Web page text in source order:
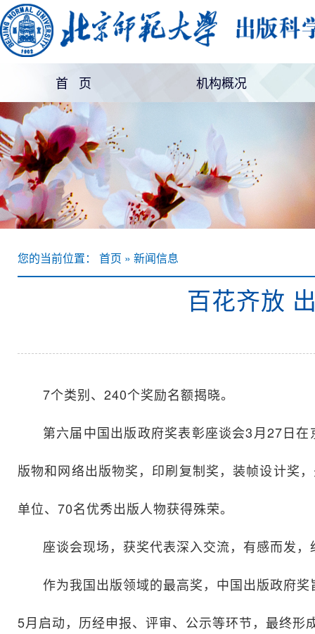
首 页 机构概况
您的当前位置： 首页 » 新闻信息
百花齐放
7个类别、240个奖励名额揭晓。
第六届中国出版政府奖表彰座谈会3月27日
版物和网络出版物奖，印刷复制奖，装帧设计奖
单位、70名优秀出版人物获得殊荣。
座谈会现场，获奖代表深入交流，有感而发
作为我国出版领域的最高奖，中国出版政府
5月启动，历经申报、评审、公示等环节，最终形